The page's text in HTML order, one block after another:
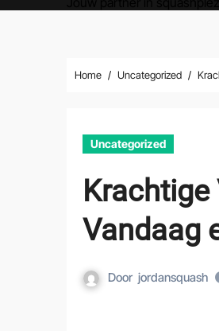
Home Uncategorized
Uncategorized
Krachtige
Vandaag
Door jordansquash